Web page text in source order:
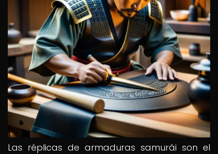
Las réplicas de armaduras samurái son el